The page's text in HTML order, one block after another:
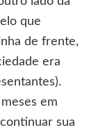
que
de frente,
era
em
sua